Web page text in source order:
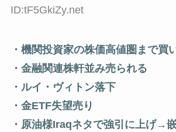
ID:tF5GkiZy.net
・機関投資家の株価高値圏まで買
・金融関連株軒並み売られる
・ルイ・ヴィトン落下
・金ETF失望売り
・原油様Iraqネタで強引に上げ→